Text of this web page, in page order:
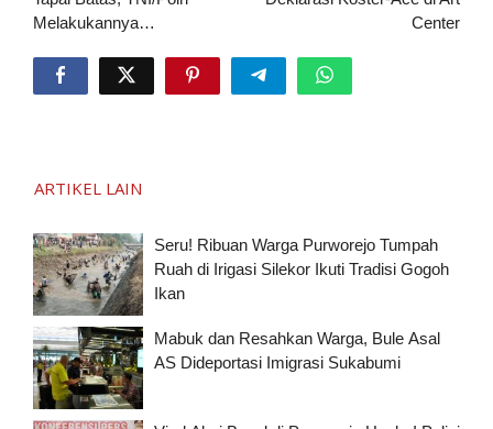
Melakukannya…
Center
ARTIKEL LAIN
Seru! Ribuan Warga Purworejo Tumpah
Ruah di Irigasi Silekor Ikuti Tradisi Gogoh
Ikan
Mabuk dan Resahkan Warga, Bule Asal
AS Dideportasi Imigrasi Sukabumi